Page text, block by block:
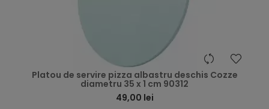
Platou de servire pizza albastru deschis Cozze
diametru 35 x 1 cm 90312
49,00 lei